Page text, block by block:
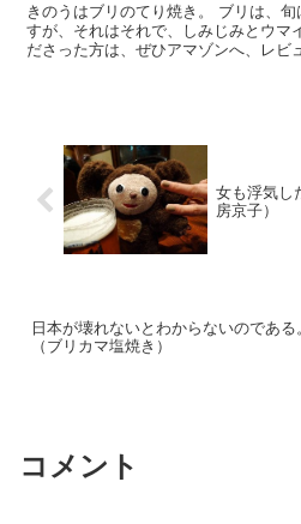
きのうはブリのてり焼き。 ブリは、
すが、それはそれで、しみじみとウマ
ださった方は、ぜひアマゾンへ、レビ
女も浮気し
房京子）
日本が壊れないとわからないのである
（ブリカマ塩焼き）
コメント